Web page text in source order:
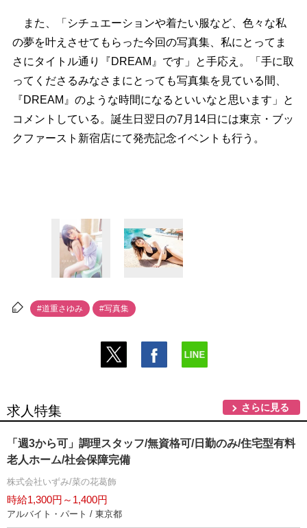
また、「シチュエーションや着たい服など、色々な私
の夢を叶えさせてもらった今回の写真集、私にとってま
さにタイトル通り『DREAM』です」と手応え。「手に取
ってくださるみなさまにとっても写真集を見ている間、
『DREAM』のような時間になるといいなと思います」と
コメントしている。誕生日翌日の7月14日には東京・ブッ
クファースト新宿店にて発売記念イベントも行う。
#道重さゆみ #写真集
求人特集 さらに見る
「週3から可」調理スタッフ/無資格可/日勤のみ/住宅型有料
老人ホーム/社会保障完備
株式会社いずみ/菜の花葛飾
時給1,300円～1,400円
アルバイト・パート / 東京都